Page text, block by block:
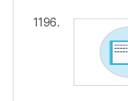
1196.